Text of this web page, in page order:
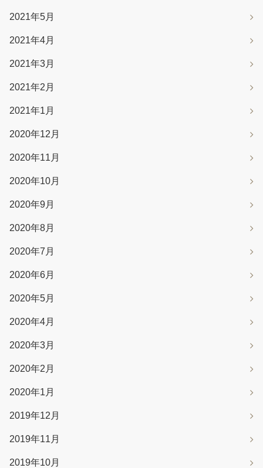
2021年5月
2021年4月
2021年3月
2021年2月
2021年1月
2020年12月
2020年11月
2020年10月
2020年9月
2020年8月
2020年7月
2020年6月
2020年5月
2020年4月
2020年3月
2020年2月
2020年1月
2019年12月
2019年11月
2019年10月